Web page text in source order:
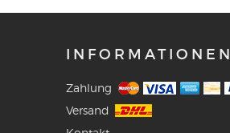
INFORMATIONEN
Zahlung
Versand